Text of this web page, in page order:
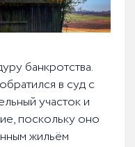
банкротства.
в суд с
участок и
поскольку оно
жильём